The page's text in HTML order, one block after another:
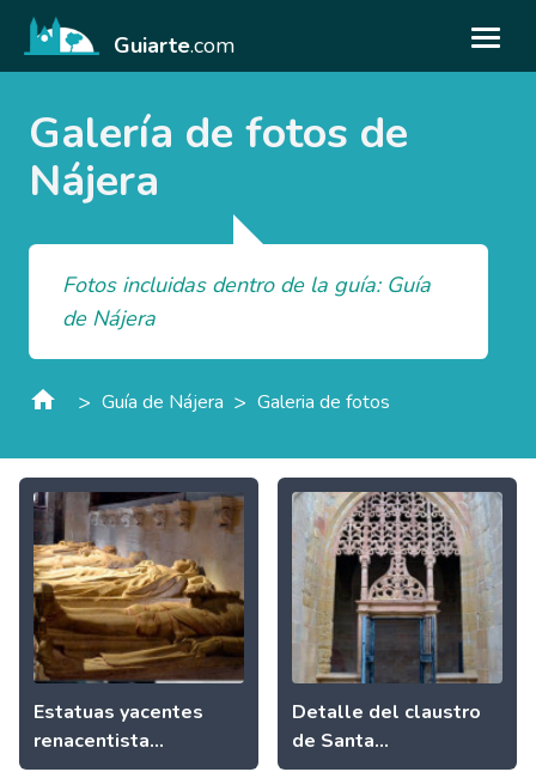
Guiarte.com
Galería de fotos de
Nájera
Fotos incluidas dentro de la guía: Guía
de Nájera
> Guía de Nájera > Galeria de fotos
Estatuas yacentes
renacentista...
Detalle del claustro
de Santa...